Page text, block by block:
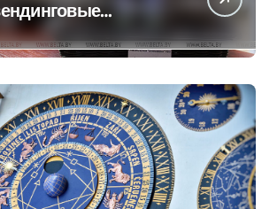
Минобразования об
в школьном